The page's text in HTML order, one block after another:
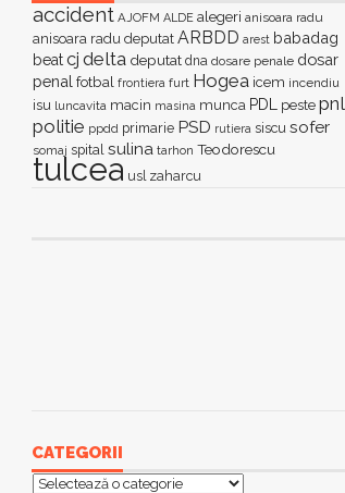
accident AJOFM ALDE alegeri anisoara radu
anisoara radu deputat ARBDD arest babadag
beatcj delta deputat dna dosare penale dosar
penal fotbal frontiera furt Hogea icem incendiu
isu luncavita macin masina munca PDL peste pnl
politie ppdd primarie PSD rutiera siscu sofer
somaj spital sulina tarhon Teodorescu
tulcea usl zaharcu
CATEGORII
Categorii